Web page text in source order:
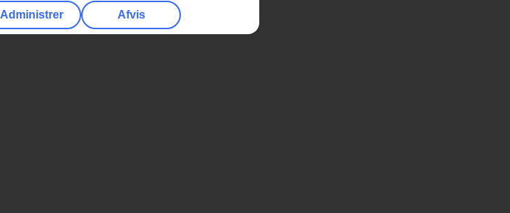
Administrer Afvis